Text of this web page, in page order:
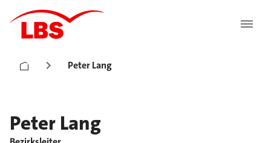
Peter Lang
Peter Lang